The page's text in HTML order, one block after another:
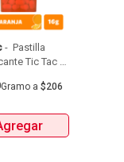
- Pastilla
Tic Tac 16
Gramo a $206